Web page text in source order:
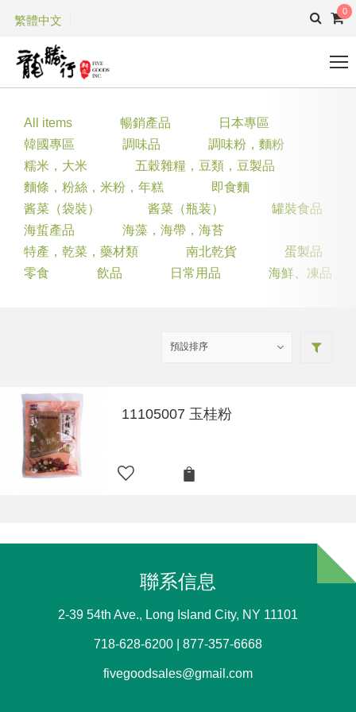
繁體中文
0
All items 暢銷產品
日本專區
韓國專區
調味品
調味粉，麵粉
糯米，大米
五穀雜糧，豆類，豆製品
麵條，粉絲，米粉，年糕
即食麵
酱菜（袋裝）
酱菜（瓶装）
罐裝食品
海蜇產品
海藻，海帶，海苔
特產，乾菜，藥材類
南北乾貨
蛋製品
零食
飲品 日常用品 海鮮、凍品
11105007 玉桂粉
聯系信息
2-39 54th Ave., Long Island City, NY 11101
718-628-6200 | 877-357-6668
fivegoodsales@gmail.com